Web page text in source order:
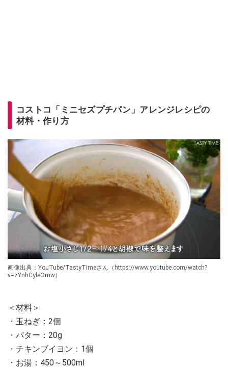
コストコ「ミニセズプチパン」アレンジレシピの
材料・作り方
画像出典：YouTube/TastyTimeさん（https://www.youtube.com/watch?
v=zYnhCyleOmw）
＜材料＞
・玉ねぎ：2個
・バター：20g
・チキンブイヨン：1個
・お湯：450～500ml